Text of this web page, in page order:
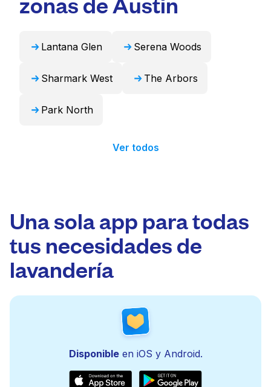
profesional y devolverlos listos para usar en
Lantana Glen Serena Woods
Sharmark West The Arbors
Park North
Ver todos
Una sola app para todas
tus necesidades de
lavandería
Disponibleen iOS y Android.